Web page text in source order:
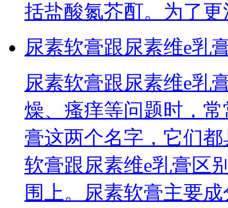
括盐酸氮芥酊。为了更
尿素软膏跟尿素维e乳
尿素软膏跟尿素维e乳
燥、瘙痒等问题时，
膏这两个名字，它们
软膏跟尿素维e乳膏区
围上。尿素软膏主要